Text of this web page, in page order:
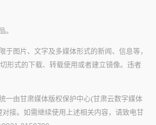
。
于图片、文字及多媒体形式的新闻、信息等，
形式的下载、转载使用或者建立镜像。违者
一由甘肃媒体版权保护中心(甘肃云数字媒体
接。如需继续使用上述相关内容，请致电甘